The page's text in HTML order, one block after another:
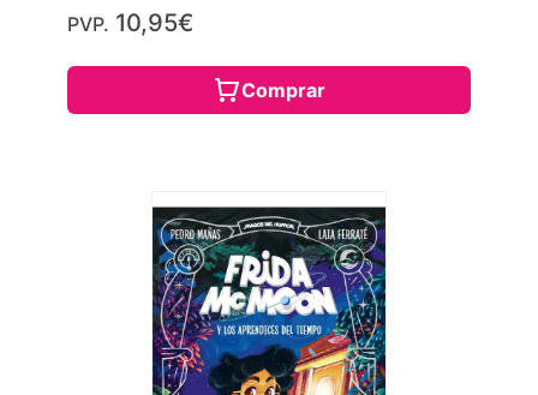
PVP. 10,95€
Comprar